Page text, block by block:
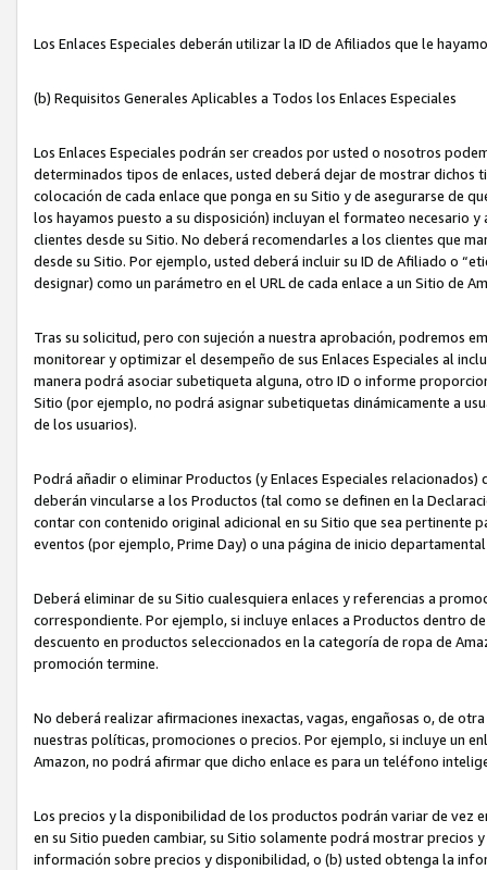
Los Enlaces Especiales deberán utilizar la ID de Afiliados que le
(b) Requisitos Generales Aplicables a Todos los Enlaces Especiales
Los Enlaces Especiales podrán ser creados por usted o nosotros
determinados tipos de enlaces, usted deberá dejar de mostrar dichos
colocación de cada enlace que ponga en su Sitio y de asegurarse de
los hayamos puesto a su disposición) incluyan el formateo necesario
clientes desde su Sitio. No deberá recomendarles a los clientes que
desde su Sitio. Por ejemplo, usted deberá incluir su ID de Afiliado o
designar) como un parámetro en el URL de cada enlace a un Sitio de
Tras su solicitud, pero con sujeción a nuestra aprobación, podremos
monitorear y optimizar el desempeño de sus Enlaces Especiales al
manera podrá asociar subetiqueta alguna, otro ID o informe
Sitio (por ejemplo, no podrá asignar subetiquetas dinámicamente a
de los usuarios).
Podrá añadir o eliminar Productos (y Enlaces Especiales
deberán vincularse a los Productos (tal como se definen en la
contar con contenido original adicional en su Sitio que sea pertinente
eventos (por ejemplo, Prime Day) o una página de inicio
Deberá eliminar de su Sitio cualesquiera enlaces y referencias a
correspondiente. Por ejemplo, si incluye enlaces a Productos dentro
descuento en productos seleccionados en la categoría de ropa de
promoción termine.
No deberá realizar afirmaciones inexactas, vagas, engañosas o, de
nuestras políticas, promociones o precios. Por ejemplo, si incluye un
Amazon, no podrá afirmar que dicho enlace es para un teléfono
Los precios y la disponibilidad de los productos podrán variar de vez
en su Sitio pueden cambiar, su Sitio solamente podrá mostrar
información sobre precios y disponibilidad, o (b) usted obtenga la